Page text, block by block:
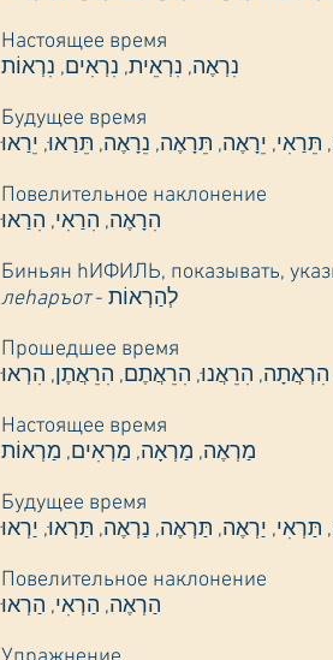
Настоящее время
Будущее время
Повелительное наклонение
הִרָאֶה, הִרַאִי, הִרַאוּ
Биньян hИФИЛЬ, показывать,
леhаръот - לְהַרְאוֹת
Прошедшее время
Настоящее время
מַרְאֶה, מַרְאָה, מַרְאִים, מַרְאוֹת
Будущее время
Повелительное наклонение
הַרְאֶה, הַרְאִי, הַרְאוּ